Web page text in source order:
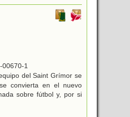
00670-1
del Saint Grímor se
convierta en el nuevo
sobre fútbol y, por si